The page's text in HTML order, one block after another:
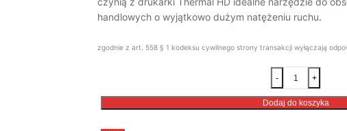
handlowych o wyjątkowo dużym natężeniu ruchu.
zgodnie z art. 558 § 1 kodeksu cywilnego strony transakcji wyłączają
Drukarka
Fiskalna
Posnet
- +
Dodaj do koszyka